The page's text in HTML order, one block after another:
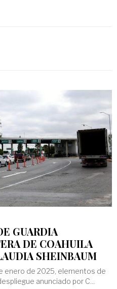
GUARDIA
DE COAHUILA
SHEINBAUM
enero de 2025, elementos de
anunciado por C...